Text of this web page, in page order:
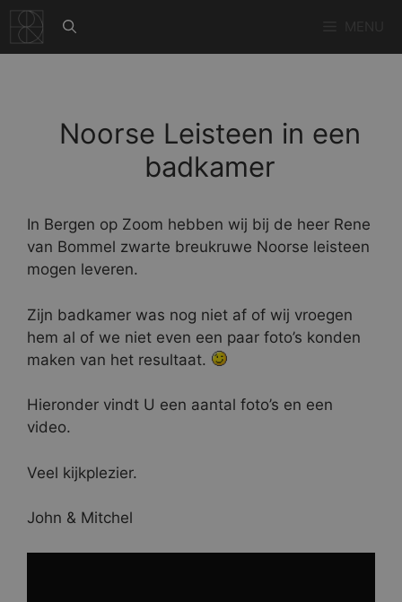
naar
de
Noorse Leisteen in een
badkamer
In Bergen op Zoom hebben wij bij de heer Rene
van Bommel zwarte breukruwe Noorse leisteen
mogen leveren.
Zijn badkamer was nog niet af of wij vroegen
hem al of we niet even een paar foto’s konden
maken van het resultaat.
Hieronder vindt U een aantal foto’s en een
video.
Veel kijkplezier.
John & Mitchel